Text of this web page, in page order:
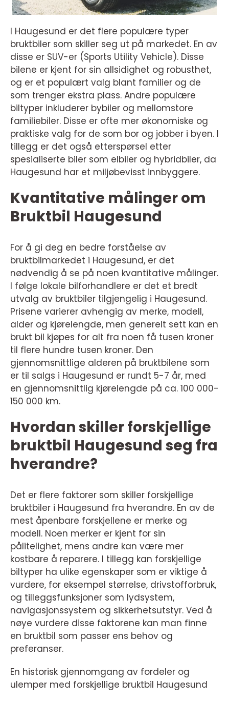
I Haugesund er det flere populære typer
bruktbiler som skiller seg ut på markedet. En av
disse er SUV-er (Sports Utility Vehicle). Disse
bilene er kjent for sin allsidighet og robusthet,
og er et populært valg blant familier og de
som trenger ekstra plass. Andre populære
biltyper inkluderer bybiler og mellomstore
familiebiler. Disse er ofte mer økonomiske og
praktiske valg for de som bor og jobber i byen. I
tillegg er det også etterspørsel etter
spesialiserte biler som elbiler og hybridbiler, da
Haugesund har et miljøbevisst innbyggere.
Kvantitative målinger om
Bruktbil Haugesund
For å gi deg en bedre forståelse av
bruktbilmarkedet i Haugesund, er det
nødvendig å se på noen kvantitative målinger.
I følge lokale bilforhandlere er det et bredt
utvalg av bruktbiler tilgjengelig i Haugesund.
Prisene varierer avhengig av merke, modell,
alder og kjørelengde, men generelt sett kan en
brukt bil kjøpes for alt fra noen få tusen kroner
til flere hundre tusen kroner. Den
gjennomsnittlige alderen på bruktbilene som
er til salgs i Haugesund er rundt 5-7 år, med
en gjennomsnittlig kjørelengde på ca. 100 000-
150 000 km.
Hvordan skiller forskjellige
bruktbil Haugesund seg fra
hverandre?
Det er flere faktorer som skiller forskjellige
bruktbiler i Haugesund fra hverandre. En av de
mest åpenbare forskjellene er merke og
modell. Noen merker er kjent for sin
pålitelighet, mens andre kan være mer
kostbare å reparere. I tillegg kan forskjellige
biltyper ha ulike egenskaper som er viktige å
vurdere, for eksempel størrelse, drivstofforbruk,
og tilleggsfunksjoner som lydsystem,
navigasjonssystem og sikkerhetsutstyr. Ved å
nøye vurdere disse faktorene kan man finne
en bruktbil som passer ens behov og
preferanser.
En historisk gjennomgang av fordeler og
ulemper med forskjellige bruktbil Haugesund